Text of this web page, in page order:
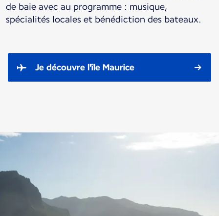
de baie avec au programme : musique,
spécialités locales et bénédiction des bateaux.
Je découvre l'île Maurice